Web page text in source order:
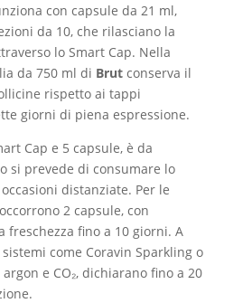
con capsule da 21 ml,
da 10, che rilasciano la
lo Smart Cap. Nella
da 750 ml di Brutconserva il
rispetto ai tappi
giorni di piena espressione.
Cap e 5 capsule, è da
si prevede di consumare lo
distanziate. Per le
2 capsule, con
freschezza fino a 10 giorni. A
come Coravin Sparkling o
e CO₂, dichiarano fino a 20